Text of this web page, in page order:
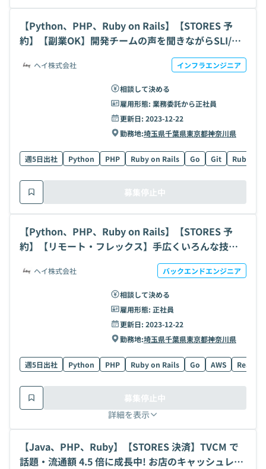
【Python、PHP、Ruby on Rails】【STORES 予
約】【副業OK】開発チームの声を聞きながらSLI/SL
Oを定義し、ユーザーに価値を届ける開発チームSRE
の求人・案件
ヘイ株式会社 インフラエンジニア
相談して決める
雇用形態: 業務委託から正社員
更新日: 2023-12-22
勤務地:埼玉県千葉県東京都神奈川県
週5日出社 Python PHP Ruby on Rails Go Git Ruby
募集停止中
【Python、PHP、Ruby on Rails】【STORES 予
約】【リモート・フレックス】手広くいろんな技術
に携わる｜SaaS拡大フェーズ1→10を経験できる開
発ポジションの求人・案件
ヘイ株式会社 バックエンドエンジニア
相談して決める
雇用形態: 正社員
更新日: 2023-12-22
勤務地:埼玉県千葉県東京都神奈川県
週5日出社 Python PHP Ruby on Rails Go AWS React
詳細を表示
募集停止中
【Java、PHP、Ruby】【STORES 決済】TVCM で
話題・流通額 4.5 倍に成長中! お店のキャッシュレス